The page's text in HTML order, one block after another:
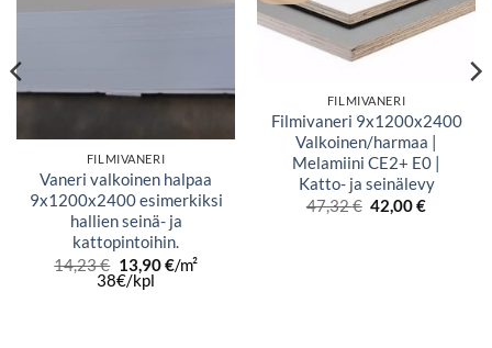
FILMIVANERI
Vaneri valkoinen halpaa
9x1200x2400 esimerkiksi
hallien seinä- ja
kattopintoihin.
14,23€ Alkuperäinen
hinta
oli:
13,90€Nykyinen
hinta
/m²
38€/kpl
FILMIVANERI
Filmivaneri 9x1200x2400
Valkoinen/harmaa |
Melamiini CE2+ E0 |
Katto- ja seinälevy
47,32€ Alkuperäinen
hinta
42,00€